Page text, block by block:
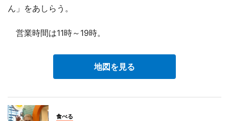
ん」をあしらう。
営業時間は11時～19時。
地図を見る
食べる